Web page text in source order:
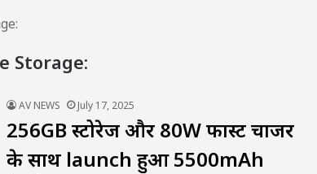
Storage:
AV NEWS July 17, 2025
256GB स्टोरेज और 80W फास्ट चार्जर
के साथ launch हुआ 5500mAh